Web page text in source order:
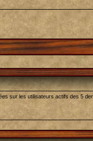
sur les utilisateurs actifs des 5